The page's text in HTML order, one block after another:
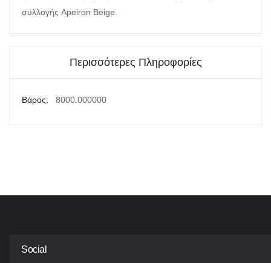
συλλογής Apeiron Beige.
Περισσότερες Πληροφορίες
Περισσότερες8000.000000
Social